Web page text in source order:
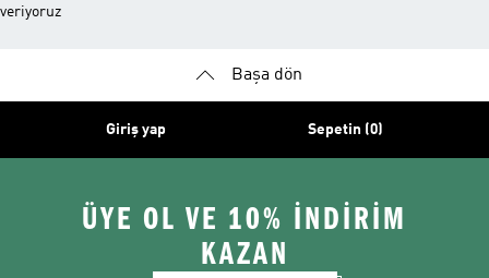
veriyoruz
Başa dön
Giriş yap Sepetin (0)
ÜYE OL VE 10% İNDİRİM
KAZAN